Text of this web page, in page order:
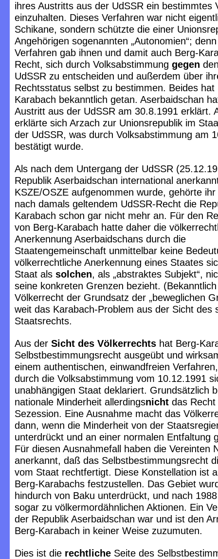
ihres Austritts aus der UdSSR ein bestimmtes
einzuhalten. Dieses Verfahren war nicht
Schikane, sondern schützte die einer
Angehörigen sogenannten „Autonomien“;
Verfahren gab ihnen und damit auch Berg-
Recht, sich durch Volksabstimmung gegen
UdSSR zu entscheiden und außerdem über
Rechtsstatus selbst zu bestimmen. Beides hat
Karabach bekanntlich getan. Aserbaidschan
Austritt aus der UdSSR am 30.8.1991 erklärt.
erklärte sich Arzach zur Unionsrepublik im
der UdSSR, was durch Volksabstimmung am
bestätigt wurde.
Als nach dem Untergang der UdSSR
Republik Aserbaidschan international
KSZE/OSZE aufgenommen wurde, gehörte
nach damals geltendem UdSSR-Recht die
Karabach schon gar nicht mehr an. Für den
von Berg-Karabach hatte daher die
Anerkennung Aserbaidschans durch die
Staatengemeinschaft unmittelbar keine
völkerrechtliche Anerkennung eines Staates
Staat als solchen, als „abstraktes Subjekt“,
seine konkreten Grenzen bezieht.
Völkerrecht der Grundsatz der „beweglichen
weit das Karabach-Problem aus der Sicht des
Staatsrechts.
Aus der Sicht des Völkerrechts hat Berg-
Selbstbestimmungsrecht ausgeübt und
einem authentischen, einwandfreien
durch die Volksabstimmung vom 10.12.1991
unabhängigen Staat deklariert. Grundsätzlich
nationale Minderheit allerdingsnicht das Recht
Sezession. Eine Ausnahme macht das
dann, wenn die Minderheit von der
unterdrückt und an einer normalen Entfaltung
Für diesen Ausnahmefall haben die Vereinten
anerkannt, daß das Selbstbestimmungsrecht
vom Staat rechtfertigt. Diese Konstellation ist
Berg-Karabachs festzustellen. Das Gebiet
hindurch von Baku unterdrückt, und nach
sogar zu völkermordähnlichen Aktionen. Ein
der Republik Aserbaidschan war und ist den
Berg-Karabach in keiner Weise zuzumuten.
Dies ist die rechtliche Seite des